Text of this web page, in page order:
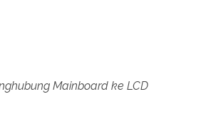
Mainboard ke LCD